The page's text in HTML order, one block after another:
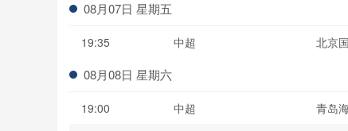
波黑联
08月07日 星期五
19:35 中超 北京
08月08日 星期六
19:00 中超 青岛